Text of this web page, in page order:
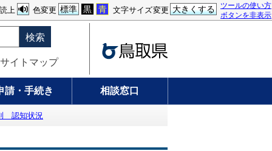
ツールの使い方
ボタンを非表示
文字サイズ変更 大きくする
色変更 標準 黒 青
読上
検索
サイトマップ
請・手続き 相談窓口
認知状況